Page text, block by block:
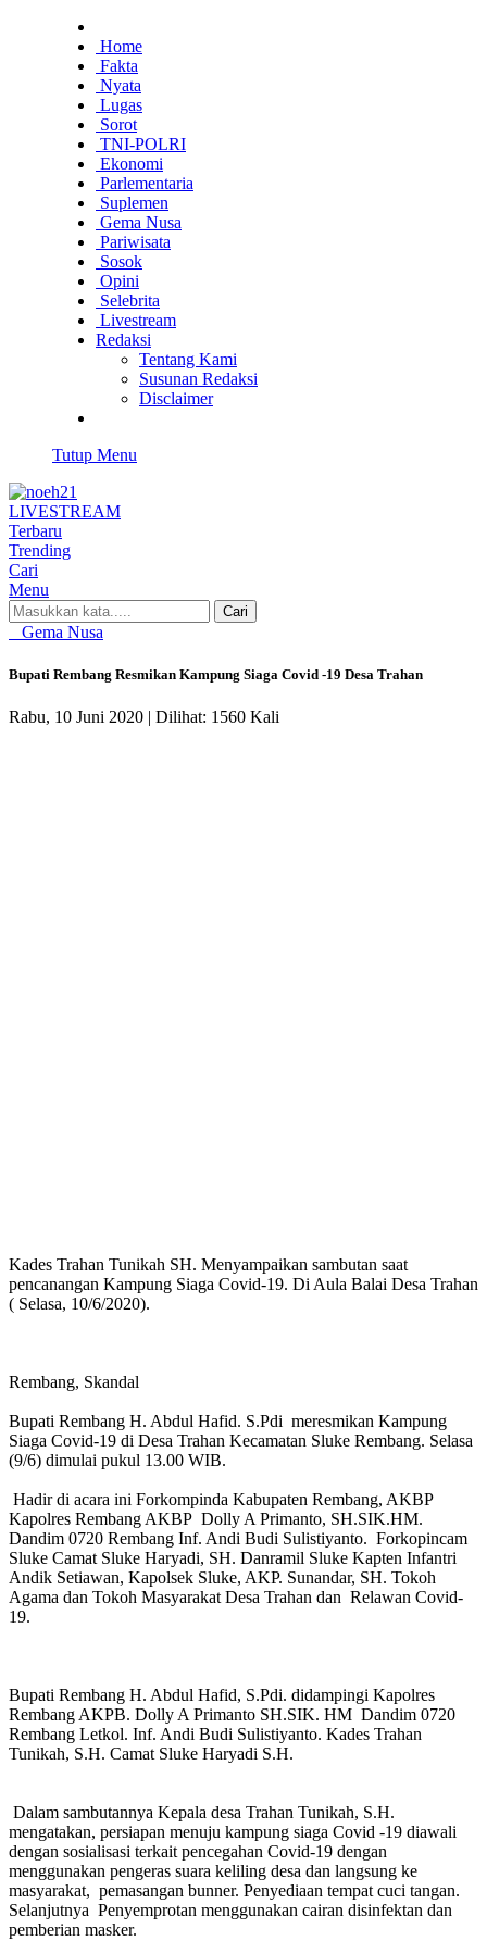
Home
Fakta
Nyata
Lugas
Sorot
TNI-POLRI
Ekonomi
Parlementaria
Suplemen
Gema Nusa
Pariwisata
Sosok
Opini
Selebrita
Livestream
Redaksi
Tentang Kami
Susunan Redaksi
Disclaimer
Tutup Menu
LIVESTREAM
Terbaru
Trending
Cari
Menu
Cari
Gema Nusa
Bupati Rembang Resmikan Kampung Siaga Covid -19 Desa Trahan
Rabu, 10 Juni 2020 | Dilihat: 1560 Kali
Kades Trahan Tunikah SH. Menyampaikan sambutan saat
pencanangan Kampung Siaga Covid-19. Di Aula Balai Desa Trahan
( Selasa, 10/6/2020).
Rembang, Skandal
Bupati Rembang H. Abdul Hafid. S.Pdi meresmikan Kampung
Siaga Covid-19 di Desa Trahan Kecamatan Sluke Rembang. Selasa
(9/6) dimulai pukul 13.00 WIB.
Hadir di acara ini Forkompinda Kabupaten Rembang, AKBP
Kapolres Rembang AKBP Dolly A Primanto, SH.SIK.HM.
Dandim 0720 Rembang Inf. Andi Budi Sulistiyanto. Forkopincam
Sluke Camat Sluke Haryadi, SH. Danramil Sluke Kapten Infantri
Andik Setiawan, Kapolsek Sluke, AKP. Sunandar, SH. Tokoh
Agama dan Tokoh Masyarakat Desa Trahan dan Relawan Covid-
19.
Bupati Rembang H. Abdul Hafid, S.Pdi. didampingi Kapolres
Rembang AKPB. Dolly A Primanto SH.SIK. HM Dandim 0720
Rembang Letkol. Inf. Andi Budi Sulistiyanto. Kades Trahan
Tunikah, S.H. Camat Sluke Haryadi S.H.
Dalam sambutannya Kepala desa Trahan Tunikah, S.H.
mengatakan, persiapan menuju kampung siaga Covid -19 diawali
dengan sosialisasi terkait pencegahan Covid-19 dengan
menggunakan pengeras suara keliling desa dan langsung ke
masyarakat, pemasangan bunner. Penyediaan tempat cuci tangan.
Selanjutnya Penyemprotan menggunakan cairan disinfektan dan
pemberian masker.